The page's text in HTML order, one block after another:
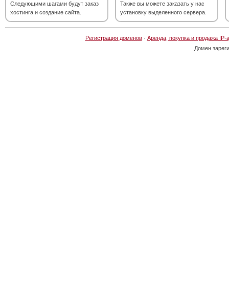
Следующими шагами будут заказ
хостинга и создание сайта.
Также вы можете заказать у нас
установку выделенного сервера.
Регистрация доменов· Аренда, покупка и продажа IP-
Домен